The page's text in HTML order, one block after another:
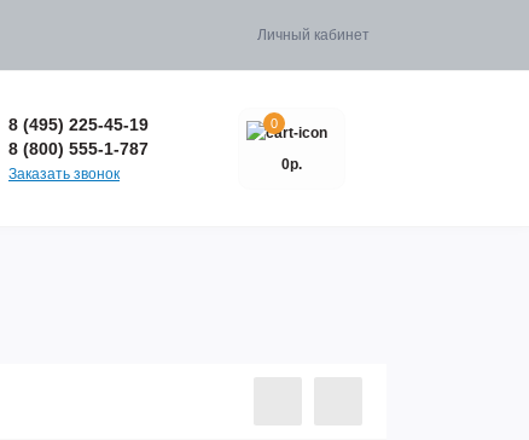
Личный кабинет
8 (495) 225-45-19
8 (800) 555-1-787
Заказать звонок
0
0р.